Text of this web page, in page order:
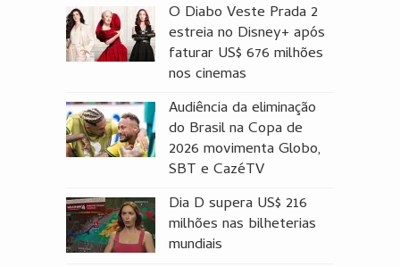
O Diabo Veste Prada 2
estreia no Disney+ após
faturar US$ 676 milhões
nos cinemas
Audiência da eliminação
do Brasil na Copa de
2026 movimenta Globo,
SBT e CazéTV
Dia D supera US$ 216
milhões nas bilheterias
mundiais